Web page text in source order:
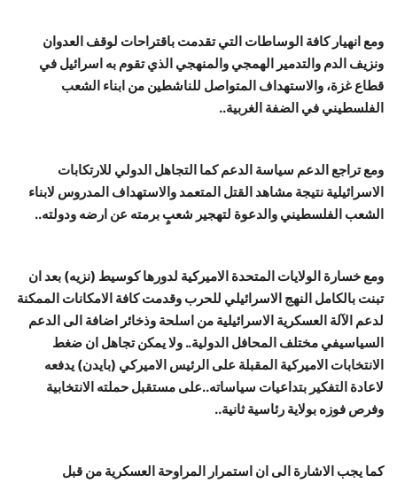
ومع انهيار كافة الوساطات التي تقدمت باقتراحات لوقف العدوان
ونزيف الدم والتدمير الهمجي والمنهجي الذي تقوم به اسرائيل في
قطاع غزة، والاستهداف المتواصل للناشطين من ابناء الشعب
الفلسطيني في الضفة الغربية..
ومع تراجع الدعم سياسة الدعم كما التجاهل الدولي للارتكابات
الاسرائيلية نتيجة مشاهد القتل المتعمد والاستهداف المدروس لابناء
الشعب الفلسطيني والدعوة لتهجير شعبٍ برمته عن ارضه ودولته..
ومع خسارة الولايات المتحدة الاميركية لدورها كوسيط (نزيه) بعد ان
تبنت بالكامل النهج الاسرائيلي للحرب وقدمت كافة الامكانات الممكنة
لدعم الآلة العسكرية الاسرائيلية من اسلحة وذخائر اضافة الى الدعم
السياسيفي مختلف المحافل الدولية.. ولا يمكن تجاهل ان ضغط
الانتخابات الاميركية المقبلة على الرئيس الاميركي (بايدن) يدفعه
لاعادة التفكير بتداعيات سياساته..على مستقبل حملته الانتخابية
وفرص فوزه بولاية رئاسية ثانية..
كما يجب الاشارة الى ان استمرار المراوحة العسكرية من قبل